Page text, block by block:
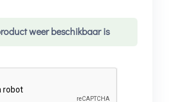
weer beschikbaar is